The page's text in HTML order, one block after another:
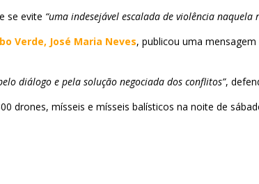
se evite “uma indesejável escalada de violência naquela
Verde, José Maria Neves, publicou uma
diálogo e pela solução negociada dos conflitos”,
drones, mísseis e mísseis balísticos na noite de